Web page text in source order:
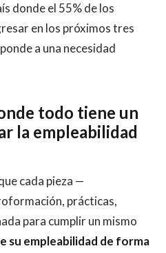
donde el 55% de los
en los próximos tres
a una necesidad
todo tiene un
la empleabilidad
cada pieza —
prácticas,
para cumplir un mismo
su empleabilidad de forma